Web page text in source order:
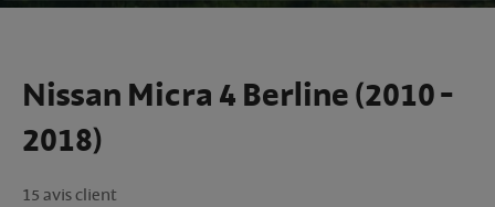
Nissan Micra 4 Berline (2010 -
2018)
15 avis client